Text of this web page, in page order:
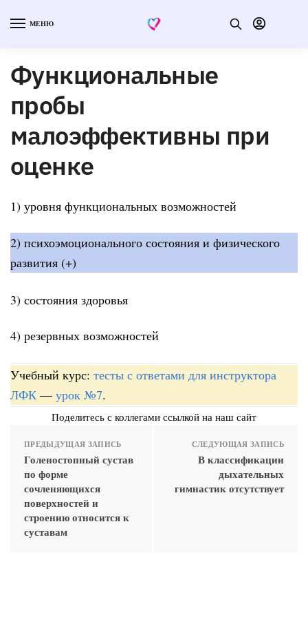
МЕНЮ
Функциональные
пробы
малоэффективны при
оценке
1) уровня функциональных возможностей
2) психоэмоционального состояния и физического
развития (+)
3) состояния здоровья
4) резервных возможностей
Учебный курс: тесты с ответами для инструктора
ЛФК — урок №7.
Поделитесь с коллегами ссылкой на наш сайт
ПРЕДЫДУЩАЯ ЗАПИСЬ
Голеностопный сустав
по форме
сочленяющихся
поверхностей и
строению относится к
суставам
СЛЕДУЮЩАЯ ЗАПИСЬ
В классификации
дыхательных
гимнастик отсутствует